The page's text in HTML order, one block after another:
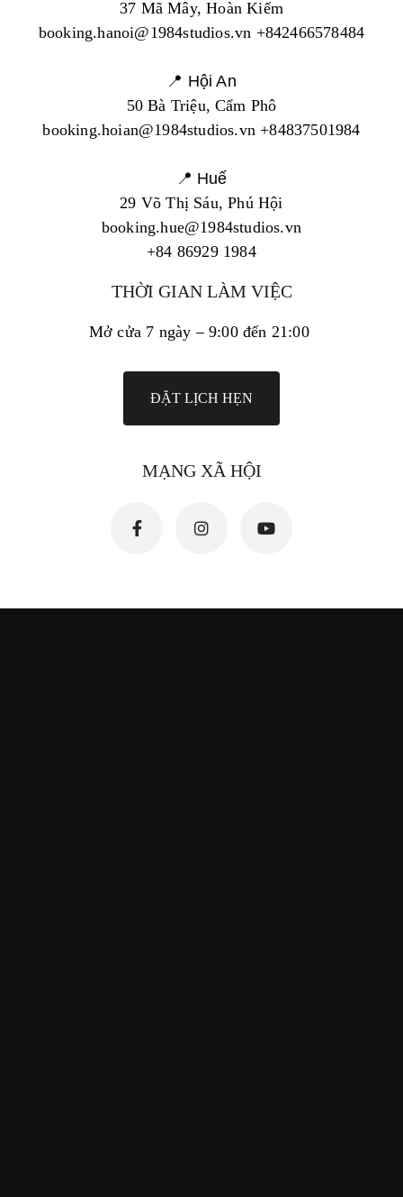
37 Mã Mây, Hoàn Kiếm
booking.hanoi@1984studios.vn +842466578484
📍 Hội An
50 Bà Triệu, Cẩm Phô
booking.hoian@1984studios.vn +84837501984
📍 Huế
29 Võ Thị Sáu, Phú Hội
booking.hue@1984studios.vn
+84 86929 1984
THỜI GIAN LÀM VIỆC
Mở cửa 7 ngày – 9:00 đến 21:00
ĐẶT LỊCH HẸN
MẠNG XÃ HỘI